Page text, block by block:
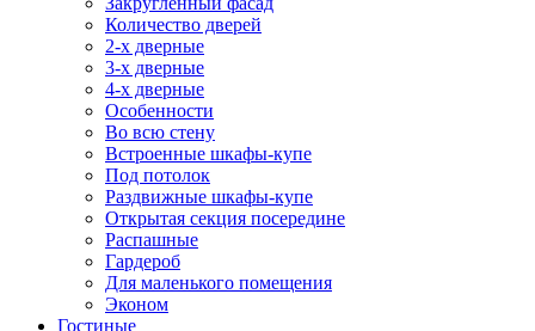
Количество дверей
2-х дверные
3-х дверные
4-х дверные
Особенности
Во всю стену
Встроенные шкафы-купе
Под потолок
Раздвижные шкафы-купе
Открытая секция посередине
Распашные
Гардероб
Для маленького помещения
Эконом
Гостиные